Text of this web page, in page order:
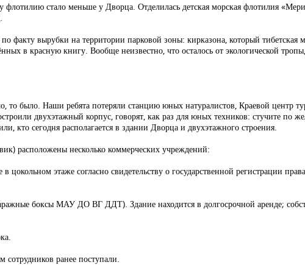
флотилию стало меньше у Дворца. Отделилась детская морская флотилия
факту вырубки на территории парковой зоны: кирказона, который тибетская
в красную книгу. Вообще неизвестно, что осталось от экологической
то было. Наши ребята потеряли станцию юных натуралистов, Краевой центр
двухэтажный корпус, говорят, как раз для юных техников: стучите по
кто сегодня располагается в здании Дворца и двухэтажного строения.
расположены несколько коммерческих учреждений:
этаже согласно свидетельству о государственной регистрации
боксы МАУ ДО ВГ ДДТ). Здание находится в долгосрочной аренде;
ранее поступали.